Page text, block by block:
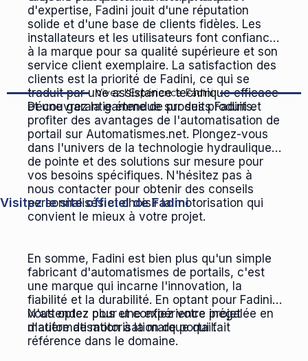
d'expertise, Fadini jouit d'une réputation
solide et d'une base de clients fidèles. Les
installateurs et les utilisateurs font confiance
à la marque pour sa qualité supérieure et son
service client exemplaire. La satisfaction des
clients est la priorité de Fadini, ce qui se
traduit par une assistance technique efficace
et une garantie étendue sur ses produits.
Vivez l'Expérience Fadini
Découvrez la gamme de produits Fadini et
profiter des avantages de l'automatisation de
portail sur Automatismes.net. Plongez-vous
dans l'univers de la technologie hydraulique
de pointe et des solutions sur mesure pour
vos besoins spécifiques. N'hésitez pas à
nous contacter pour obtenir des conseils
personnalisés et choisir la motorisation qui
convient le mieux à votre projet.
Visitez le site officiel de Fadini
En somme, Fadini est bien plus qu'un simple
fabricant d'automatismes de portails, c'est
une marque qui incarne l'innovation, la
fiabilité et la durabilité. En optant pour Fadini,
vous optez pour une expérience inégalée en
matière de motorisation de portail.
N'attendez plus et confiez votre projet
d'automatisation à la marque qui fait
référence dans le domaine.